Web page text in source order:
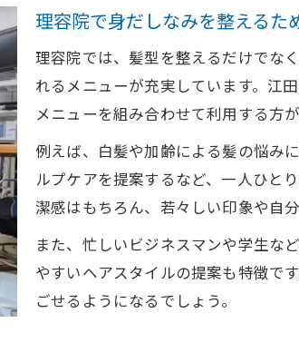
理容院で身だしなみを整えるた
理容院では、髪型を整えるだけでな
れるメニューが充実しています。江
メニューを組み合わせて利用する方が
例えば、白髪や加齢による髪の悩み
ルプケアを提案するなど、一人ひと
潔感はもちろん、若々しい印象や自
また、忙しいビジネスマンや学生な
やすいヘアスタイルの提案も特徴で
ごせるようになるでしょう。